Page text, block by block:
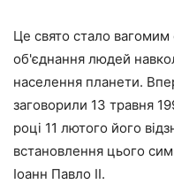
Це свято стало
об'єднання людей
населення планети.
заговорили 13 травня
році 11 лютого його
встановлення цього
Іоанн Павло II.